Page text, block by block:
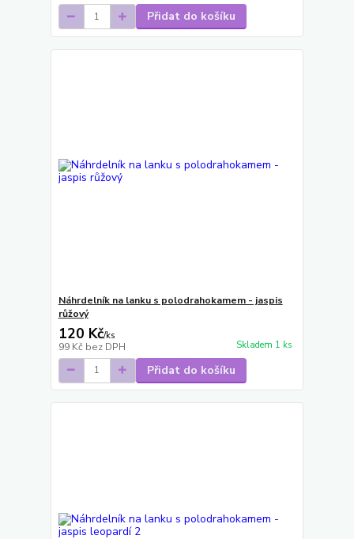
Přidat do košíku
Náhrdelník na lanku s polodrahokamem - jaspis
růžový
120 Kč/ks
99 Kč bez DPH Skladem 1 ks
Přidat do košíku